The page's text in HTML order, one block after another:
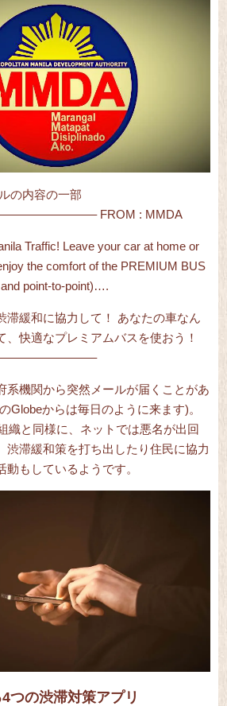
の内容の一部
FROM : MMDA
Traffic! Leave your car at home or
the comfort of the PREMIUM BUS
point-to-point)….
滞緩和に協力して！
あなたの車なん
、快適なプレミアムバスを使おう！
系機関から突然メールが届くことがあ
Globeからは毎日のように来ます)。
織と同様に、ネットでは悪名が出回
渋滞緩和策を打ち出したり住民に協力
動もしているようです。
つの渋滞対策アプリ